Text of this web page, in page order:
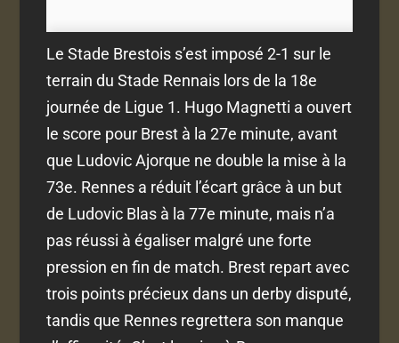
Le Stade Brestois s’est imposé 2-1 sur le
terrain du Stade Rennais lors de la 18e
journée de Ligue 1. Hugo Magnetti a ouvert
le score pour Brest à la 27e minute, avant
que Ludovic Ajorque ne double la mise à la
73e. Rennes a réduit l’écart grâce à un but
de Ludovic Blas à la 77e minute, mais n’a
pas réussi à égaliser malgré une forte
pression en fin de match. Brest repart avec
trois points précieux dans un derby disputé,
tandis que Rennes regrettera son manque